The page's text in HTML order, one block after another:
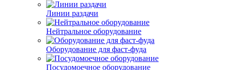
Линии раздачи
Нейтральное оборудование
Оборудование для фаст-фуда
Посудомоечное оборудование